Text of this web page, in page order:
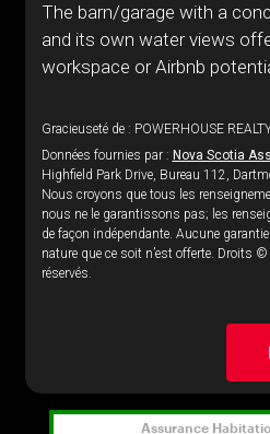
The barn/garage with a
and its own water views
workspace or Airbnb
Gracieuseté de : POWERHOUSE
Données fournies par : Nova Scotia
Highfield Park Drive, Bureau 112,
Nous croyons que tous les
nous ne le garantissons pas; les
de façon indépendante. Aucune
nature que ce soit n’est offerte. Droits
réservés.